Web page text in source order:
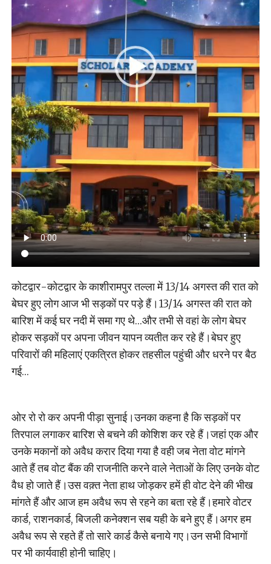
कोटद्वार-कोटद्वार के काशीरामपुर तल्ला में 13/14 अगस्त की रात को
बेघर हुए लोग आज भी सड़कों पर पड़े हैं।13/14 अगस्त की रात को
बारिश में कई घर नदी में समा गए थे…और तभी से वहां के लोग बेघर
होकर सड़कों पर अपना जीवन यापन व्यतीत कर रहे हैं।बेघर हुए
परिवारों की महिलाएं एकत्रित होकर तहसील पहुंची और धरने पर बैठ
गई…
ओर रो रो कर अपनी पीड़ा सुनाई।उनका कहना है कि सड़कों पर
तिरपाल लगाकर बारिश से बचने की कोशिश कर रहे हैं।जहां एक और
उनके मकानों को अवैध करार दिया गया है वही जब नेता वोट मांगने
आते हैं तब वोट बैंक की राजनीति करने वाले नेताओं के लिए उनके वोट
वैध हो जाते हैं।उस वक़्त नेता हाथ जोड़कर हमें ही वोट देने की भीख
मांगते हैं और आज हम अवैध रूप से रहने का बता रहे हैं।हमारे वोटर
कार्ड, राशनकार्ड, बिजली कनेक्शन सब यही के बने हुए हैं।अगर हम
अवैध रूप से रहते हैं तो सारे कार्ड कैसे बनाये गए।उन सभी विभागों
पर भी कार्यवाही होनी चाहिए।